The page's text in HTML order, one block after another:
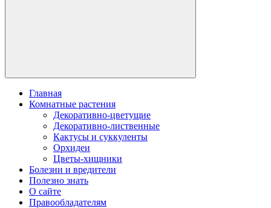
Главная
Комнатные растения
Декоративно-цветущие
Декоративно-лиственные
Кактусы и суккуленты
Орхидеи
Цветы-хищники
Болезни и вредители
Полезно знать
О сайте
Правообладателям